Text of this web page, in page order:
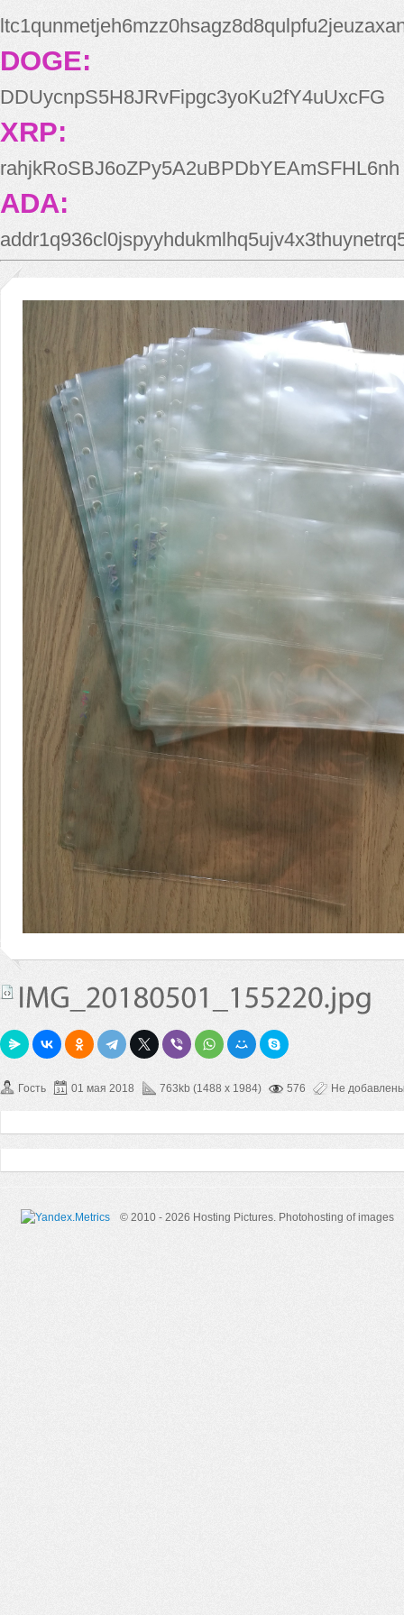
DOGE:
DDUycnpS5H8JRvFipgc3yoKu2fY4uUxcFG
XRP:
rahjkRoSBJ6oZPy5A2uBPDbYEAmSFHL6nh
ADA:
Гость 01 мая 2018 763kb (1488 x 1984) 576 Не
© 2010 - 2026 Hosting Pictures. Photohosting of images